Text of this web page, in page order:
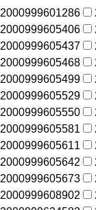
2000999601286
2000999605406
2000999605437
2000999605468
2000999605499
2000999605529
2000999605550
2000999605581
2000999605611
2000999605642
2000999605673
2000999608902